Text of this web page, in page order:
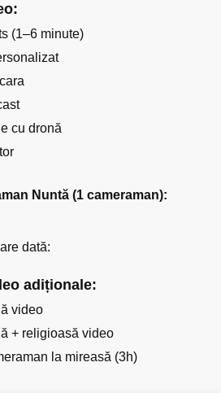
(1–6 minute)
cu dronă
Nuntă (1 cameraman):
dată:
adiționale:
video
+ religioasă video
la mireasă (3h)